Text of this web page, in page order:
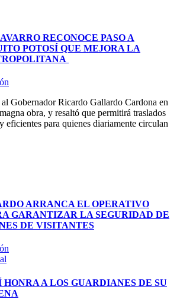
RECONOCE PASO A
POTOSÍ QUE MEJORA LA
Gobernador Ricardo Gallardo Cardona en
obra, y resaltó que permitirá traslados
eficientes para quienes diariamente circulan
ARRANCA EL OPERATIVO
GARANTIZAR LA SEGURIDAD DE
DE VISITANTES
HONRA A LOS GUARDIANES DE SU